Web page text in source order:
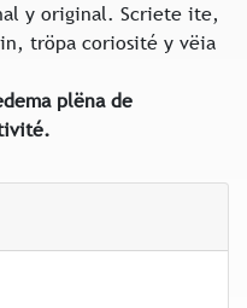
y original. Scriete ite,
tröpa coriosité y vëia
plëna de